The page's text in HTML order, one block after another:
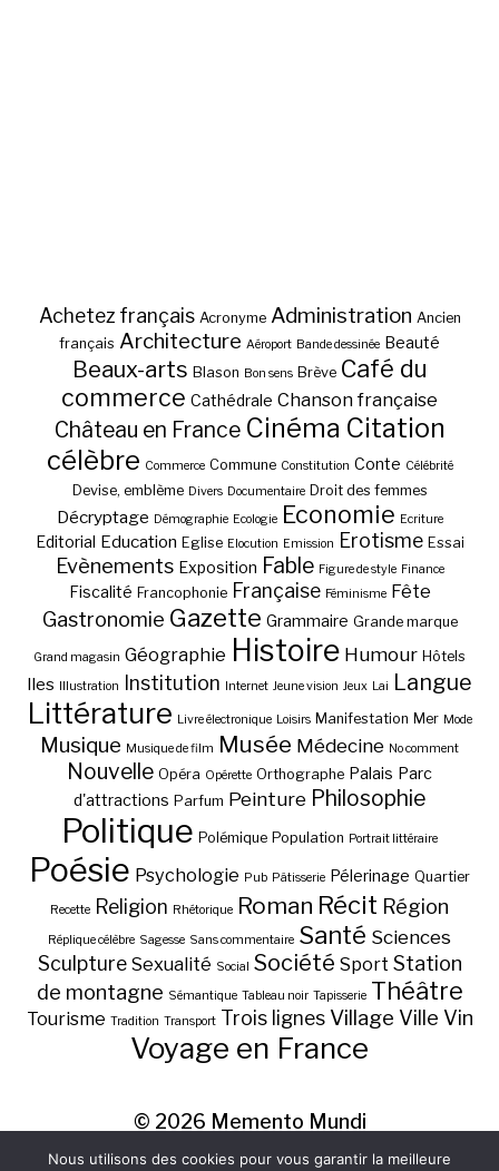
Achetez français Acronyme Administration Ancien
français Architecture Aéroport Bande dessinée Beauté
Beaux-arts Blason Bon sens Brève Café du
commerce Cathédrale Chanson française
Château en France Cinéma Citation
célèbre Commerce Commune Constitution Conte Célébrité
Devise, emblème Divers Documentaire Droit des femmes
Décryptage Démographie Ecologie Economie Ecriture
Editorial Education Eglise Elocution Emission Erotisme Essai
Evènements Exposition Fable Figure de style Finance
Fiscalité Francophonie Française Féminisme Fête
Gastronomie Gazette Grammaire Grande marque
Grand magasin Géographie Histoire Humour Hôtels
Iles Illustration Institution Internet Jeune vision Jeux Lai Langue
Littérature Livre électronique Loisirs Manifestation Mer Mode
Musique Musique de film Musée Médecine No comment
Nouvelle Opéra Opérette Orthographe Palais Parc
d'attractions Parfum Peinture Philosophie
Politique Polémique Population Portrait littéraire
Poésie Psychologie Pub Pâtisserie Pélerinage Quartier
Recette Religion Rhétorique Roman Récit Région
Réplique célèbre Sagesse Sans commentaire Santé Sciences
Sculpture Sexualité Social Société Sport Station
de montagne Sémantique Tableau noir Tapisserie Théâtre
Tourisme Tradition Transport Trois lignes Village Ville Vin
Voyage en France
© 2026 Memento Mundi
Nous utilisons des cookies pour vous garantir la meilleure